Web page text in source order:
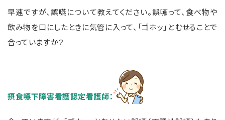
早速ですが、誤嚥について教えてください。誤嚥って、食べ物や
飲み物を口にしたときに気管に入って、「ゴホッ」とむせることで
合っていますか？
摂食嚥下障害看護認定看護師：